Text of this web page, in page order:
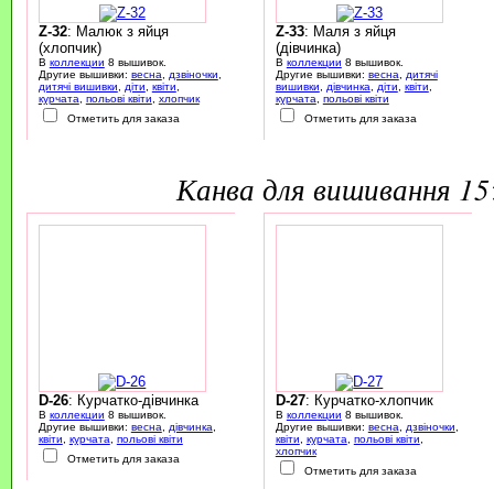
Z-32: Малюк з яйця
(хлопчик)
В коллекции 8 вышивок.
Другие вышивки: весна дзвіночки
дитячі вишивки
діти квіти
курчата
польові квіти
хлопчик
Отметить для заказа
Z-33: Маля з яйця
(дівчинка)
В коллекции 8 вышивок.
Другие вышивки: весна
дитячі
вишивки
дівчинка діти квіти
курчата
польові квіти
Отметить для заказа
канва для вишивання
D-26: Курчатко-дівчинка
В коллекции 8 вышивок.
Другие вышивки: весна, дівчинка,
квіти, курчата, польові квіти
Отметить для заказа
D-27: Курчатко-хлопчик
В коллекции 8 вышивок.
Другие вышивки: весна, дзвіночки,
квіти, курчата, польові квіти,
хлопчик
Отметить для заказа